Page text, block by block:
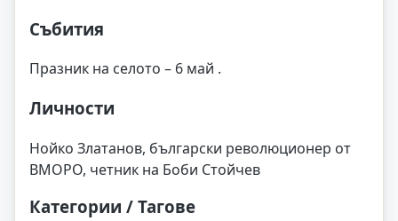
Събития
Празник на селото – 6 май .
Личности
Нойко Златанов, български революционер от
ВМОРО, четник на Боби Стойчев
Категории / Тагове